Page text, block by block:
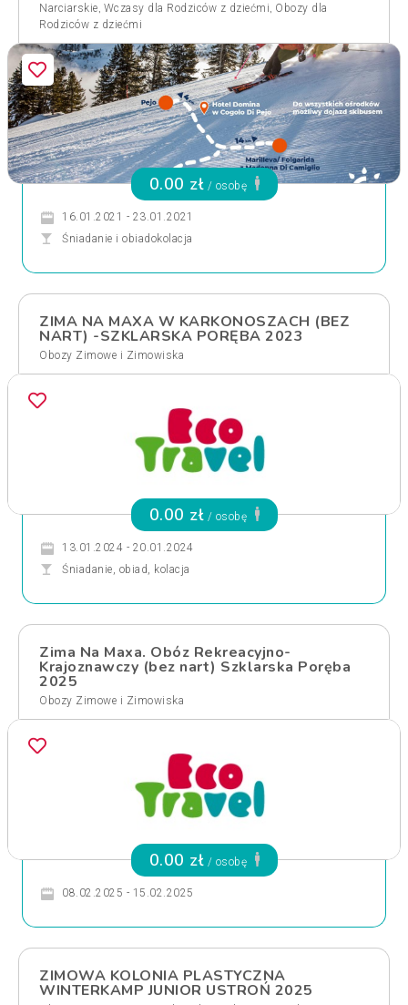
Narciarskie, Wczasy dla Rodziców z dziećmi, Obozy dla
Rodziców z dziećmi
0.00 zł / osobę
16.01.2021 - 23.01.2021
Śniadanie i obiadokolacja
ZIMA NA MAXA W KARKONOSZACH (BEZ
NART) -SZKLARSKA PORĘBA 2023
Obozy Zimowe i Zimowiska
0.00 zł / osobę
13.01.2024 - 20.01.2024
Śniadanie, obiad, kolacja
Zima Na Maxa. Obóz Rekreacyjno-
Krajoznawczy (bez nart) Szklarska Poręba
2025
Obozy Zimowe i Zimowiska
0.00 zł / osobę
08.02.2025 - 15.02.2025
ZIMOWA KOLONIA PLASTYCZNA
WINTERKAMP JUNIOR USTROŃ 2025